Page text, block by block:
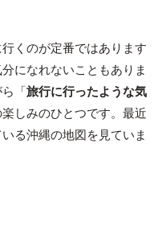
くのが定番ではあります
になれないこともありま
「旅行に行ったような気
しみのひとつです。最近
る沖縄の地図を見ていま